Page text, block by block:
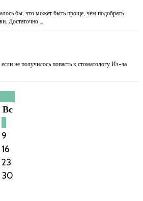
бы, что может быть проще, чем подобрать
Достаточно …
не получилось попасть к стоматологу Из-за
Вс
9
16
23
30